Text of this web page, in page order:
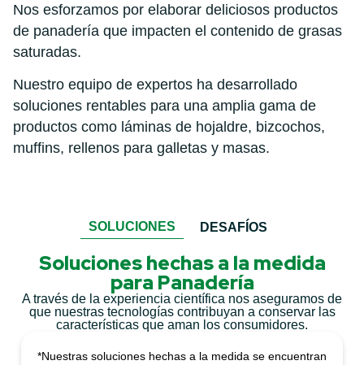
Nos esforzamos por elaborar deliciosos productos
de panadería que impacten el contenido de grasas
saturadas.
Nuestro equipo de expertos ha desarrollado
soluciones rentables para una amplia gama de
productos como láminas de hojaldre, bizcochos,
muffins, rellenos para galletas y masas.
SOLUCIONES DESAFÍOS
Soluciones hechas a la medida
para Panadería
A través de la experiencia científica nos aseguramos de
que nuestras tecnologías contribuyan a conservar las
características que aman los consumidores.
*Nuestras soluciones hechas a la medida se encuentran